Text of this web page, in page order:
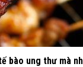
bào ung thư mà